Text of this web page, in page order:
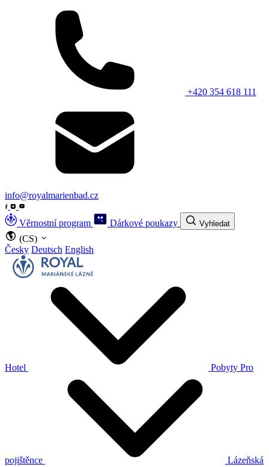
+420 354 618 111
info@royalmarienbad.cz
Věrnostní program Dárkové poukazy Vyhledat
(CS)
Česky Deutsch English
Hotel Pobyty Pro
pojištěnce Lázeňská